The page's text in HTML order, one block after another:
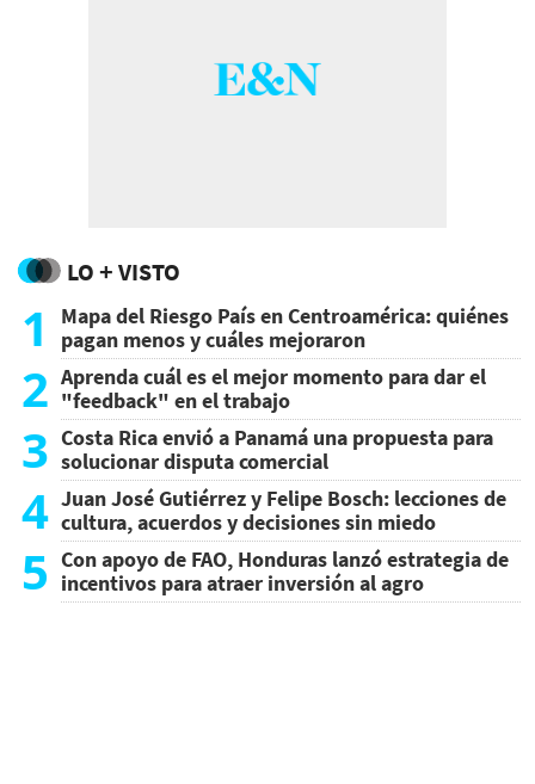
LO + VISTO
1
Mapa del Riesgo País en Centroamérica: quiénes
pagan menos y cuáles mejoraron
2 Aprenda cuál es el mejor momento para dar el
"feedback" en el trabajo
3 Costa Rica envió a Panamá una propuesta para
solucionar disputa comercial
4 Juan José Gutiérrez y Felipe Bosch: lecciones de
cultura, acuerdos y decisiones sin miedo
5 Con apoyo de FAO, Honduras lanzó estrategia de
incentivos para atraer inversión al agro